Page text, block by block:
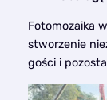
Fotomozaika
stworzenie
gości i